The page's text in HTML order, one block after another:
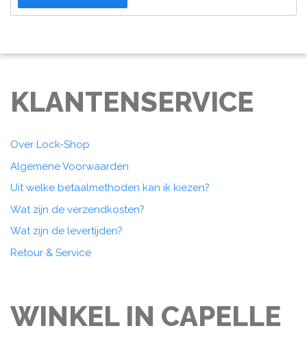
KLANTENSERVICE
Over Lock-Shop
Algemene Voorwaarden
Uit welke betaalmethoden kan ik kiezen?
Wat zijn de verzendkosten?
Wat zijn de levertijden?
Retour & Service
WINKEL IN CAPELLE